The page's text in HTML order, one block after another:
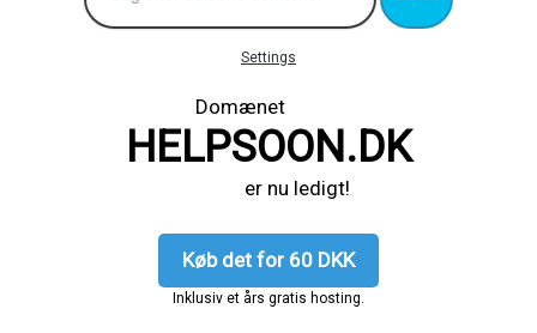
Settings
Domænet
HELPSOON.DK
er nu ledigt!
Køb det for 60 DKK
Inklusiv et års gratis hosting.